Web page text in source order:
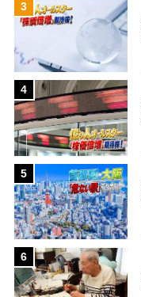
3
4
5
6